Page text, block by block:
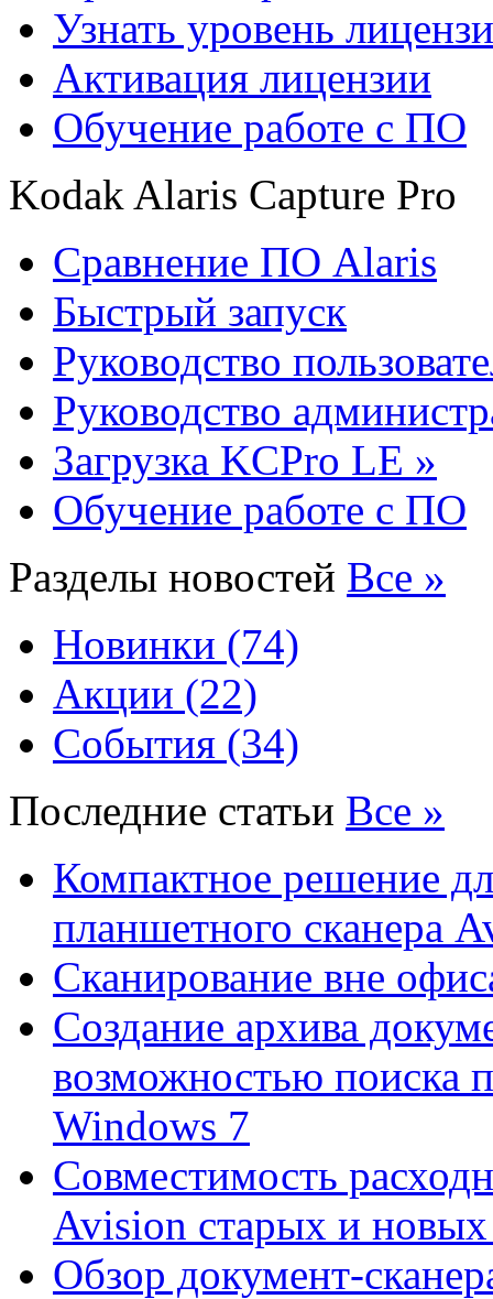
Узнать уровень
Активация лицензии
Обучение работе с ПО
Kodak Alaris Capture Pro
Сравнение ПО Alaris
Быстрый запуск
Руководство
Руководство
Загрузка KCPro LE »
Обучение работе с ПО
Разделы новостей Все »
Новинки (74)
Акции (22)
События (34)
Последние статьи Все »
Компактное решение
планшетного сканера
Сканирование вне
Создание архива
возможностью поиска
Windows 7
Совместимость
Avision старых и новых
Обзор документ-